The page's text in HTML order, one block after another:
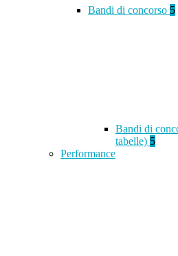
Bandi di concorso 5
Bandi di
tabelle) 5
Performance